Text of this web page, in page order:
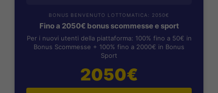
BONUS BENVENUTO LOTTOMATICA: 2050€
Fino a 2050€ bonus scommesse e sport
Per i nuovi utenti della piattaforma: 100% fino a 50€ in
Bonus Scommesse + 100% fino a 2000€ in Bonus
Sport
2050€